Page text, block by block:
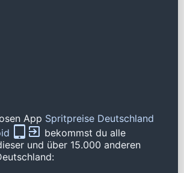
App Spritpreise Deutschland
bekommst du alle
und über 15.000 anderen